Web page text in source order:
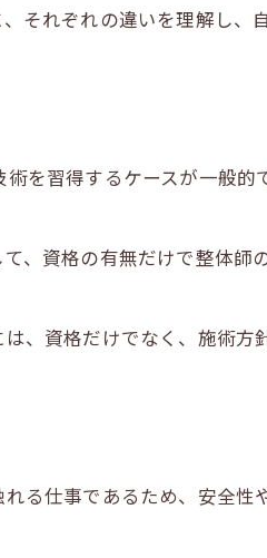
それぞれの違いを理解し、自
を習得するケースが一般的
、資格の有無だけで整体師
、資格だけでなく、施術方
る仕事であるため、安全性